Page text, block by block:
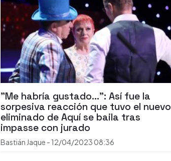
"Me habría gustado...": Así fue la
sorpesiva reacción que tuvo el nuevo
eliminado de Aquí se baila tras
impasse con jurado
Bastián Jaque - 12/04/2023 08:36